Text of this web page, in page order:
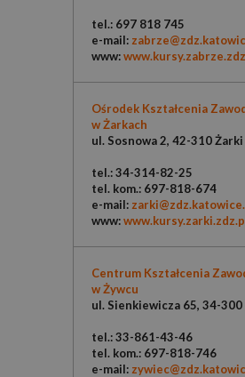
tel.: 697 818 745
e-mail:
www:
Ośrodek Kształcenia
w Żarkach
ul. Sosnowa 2, 42-310 Żarki
tel.: 34-314-82-25
tel. kom.: 697-818-674
e-mail:
www:
Centrum Kształcenia
w Żywcu
ul. Sienkiewicza 65, 34-
tel.: 33-861-43-46
tel. kom.: 697-818-746
e-mail: